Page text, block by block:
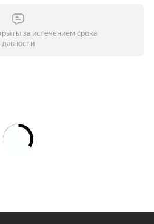
за истечением срока
давности